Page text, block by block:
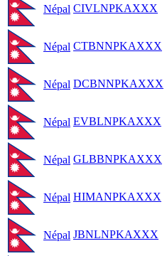
Népal CIVLNPKAXXX
Népal CTBNNPKAXXX
Népal DCBNNPKAXXX
Népal EVBLNPKAXXX
Népal GLBBNPKAXXX
Népal HIMANPKAXXX
Népal JBNLNPKAXXX